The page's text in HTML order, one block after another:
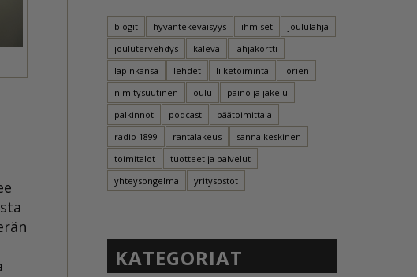
blogit hyväntekeväisyys ihmiset
joululahja
joulutervehdys
kaleva
lahjakortti
lapinkansa
lehdet liiketoiminta
lorien
nimitysuutinen
oulu
paino ja jakelu
palkinnot
podcast
päätoimittaja
radio 1899
rantalakeus
sanna keskinen
toimitalot
tuotteet ja palvelut
yhteysongelma
yritysostot
KATEGORIAT